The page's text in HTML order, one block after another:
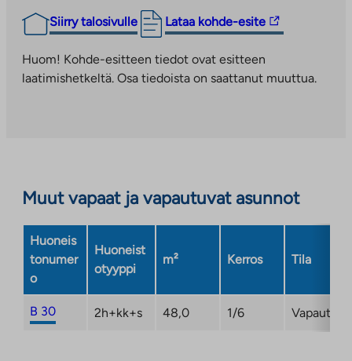
Siirry talosivulle Lataa kohde-esite
Linkki
ulkopuoliseen
palveluun.
Huom! Kohde-esitteen tiedot ovat esitteen
laatimishetkeltä. Osa tiedoista on saattanut muuttua.
Muut vapaat ja vapautuvat asunnot
Huoneis
tonumer
o
Huoneist
otyyppi
m² Kerros Tila
B 30 2h+kk+s 48,0 1/6